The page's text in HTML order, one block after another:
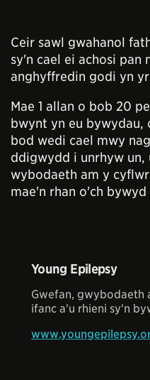
Ceir sawl gwahanol
sy'n cael ei achosi pan
anghyffredin godi yn
Mae 1 allan o bob 20
bwynt yn eu bywydau,
bod wedi cael mwy
ddigwydd i unrhyw un,
wybodaeth am y
mae'n rhan o'ch
Young Epilepsy
Gwefan, gwybodaeth
ifanc a'u rhieni sy'n